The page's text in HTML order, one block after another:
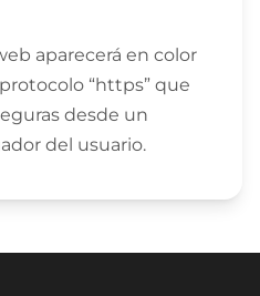
aparecerá en color
“https” que
desde un
del usuario.